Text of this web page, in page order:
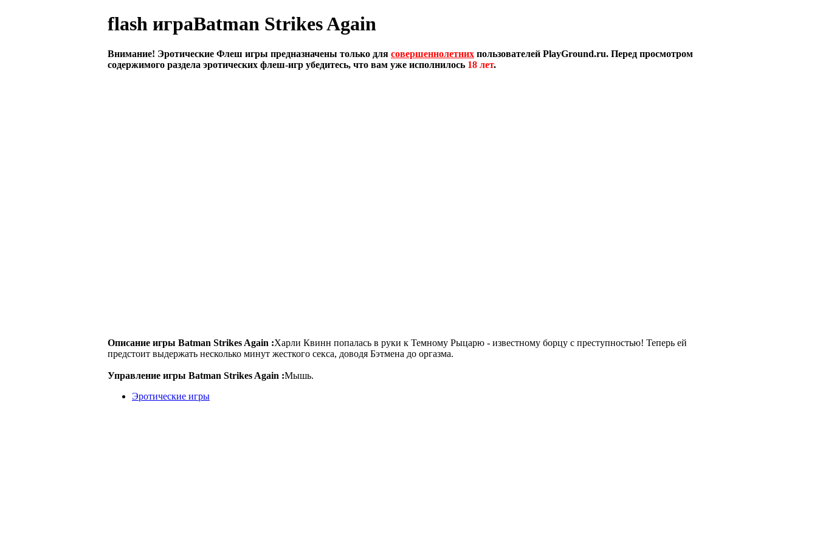
flash играBatman Strikes Again
Внимание! Эротические Флеш игры предназначены только для совершеннолетних пользователей PlayGround.ru. Перед просмотром
содержимого раздела эротических флеш-игр убедитесь, что вам уже исполнилось 18 лет.
Описание игры Batman Strikes Again :Харли Квинн попалась в руки к Темному Рыцарю - известному борцу с преступностью! Теперь ей
предстоит выдержать несколько минут жесткого секса, доводя Бэтмена до оргазма.
Управление игры Batman Strikes Again :Мышь.
Эротические игры